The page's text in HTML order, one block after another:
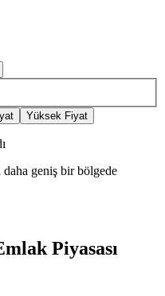
Yüksek Fiyat
geniş bir bölgede
Piyasası